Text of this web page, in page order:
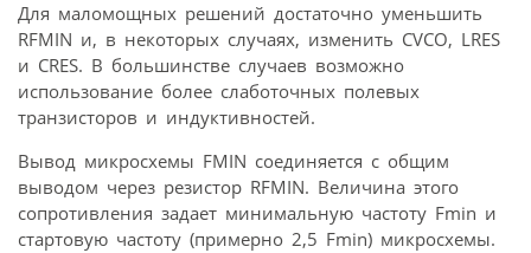
Для маломощных решений достаточно уменьшить
RFMIN и, в некоторых случаях, изменить CVCO, LRES
и CRES. В большинстве случаев возможно
использование более слаботочных полевых
транзисторов и индуктивностей.
Вывод микросхемы FMIN соединяется с общим
выводом через резистор RFMIN. Величина этого
сопротивления задает минимальную частоту Fmin и
стартовую частоту (примерно 2,5 Fmin) микросхемы.